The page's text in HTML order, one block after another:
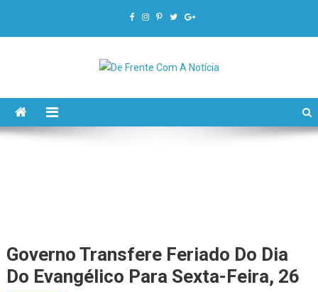
De Frente Com A Notícia
Governo Transfere Feriado Do Dia
Do Evangélico Para Sexta-Feira, 26